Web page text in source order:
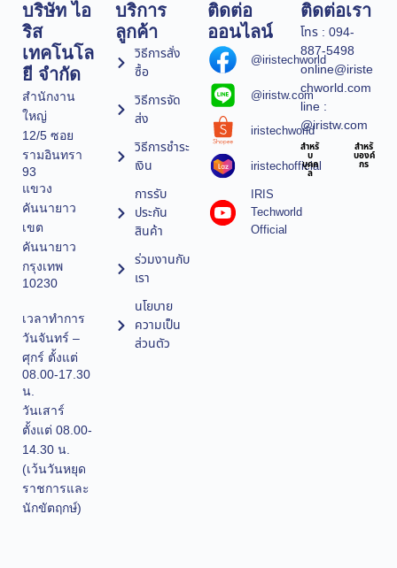
บริษัท ไอ
ริส
เทคโนโล
ยี จำกัด
สำนักงาน
ใหญ่
12/5 ซอย
รามอินทรา
93
แขวง
คันนายาว
เขต
คันนายาว
กรุงเทพ
10230
เวลาทำการ
วันจันทร์ –
ศุกร์ ตั้งแต่
08.00-17.30
น.
วันเสาร์
ตั้งแต่ 08.00-
14.30 น.
(เว้นวันหยุด
ราชการและ
นักขัตฤกษ์)
บริการ
ลูกค้า
วิธีการสั่ง
ซื้อ
วิธีการจัด
ส่ง
วิธีการชำระ
เงิน
การรับ
ประกัน
สินค้า
ร่วมงานกับ
เรา
นโยบาย
ความเป็น
ส่วนตัว
ติดต่อ
ออนไลน์
@iristechworld
@iristw.com
iristechworld
iristechofficial
IRIS
Techworld
Official
ติดต่อเรา
โทร : 094-
887-5498
online@iriste
chworld.com
line :
@iristw.com
สำหรั
บ
บุคค
ล
สำหรั
บองค์
กร